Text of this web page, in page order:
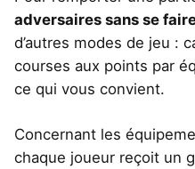
adversaires sans se
d’autres modes de jeu :
courses aux points par
ce qui vous convient.
Concernant les
chaque joueur reçoit un